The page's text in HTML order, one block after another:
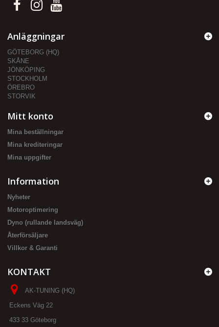
Anläggningar
GÖTEBORG (HQ)
SKÅNE
JÖNKÖPING
STOCKHOLM
ÖREBRO
STORVIK
Mitt konto
Mina beställningar
Mina krediteringar
Mina uppgifter
Information
Nyheter
Motoroptimering
Dyno (rullande landsväg)
Återförsäljare
Villkor & Garanti
KONTAKT
AK-TUNING (HQ)
Eckens Väg 22
433 33 Göteborg